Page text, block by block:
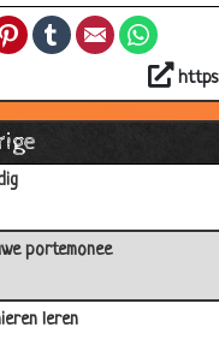
PinterestTumblrEmail
portemonee
leren